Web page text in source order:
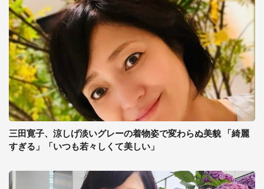
三田寛子、涼しげ淡いグレーの着物姿で変わらぬ美貌 「綺麗
すぎる」「いつも若々しくて美しい」